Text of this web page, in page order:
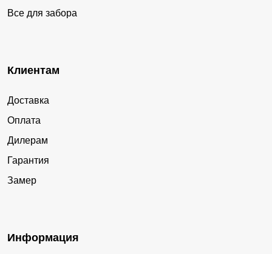
Все для забора
Клиентам
Доставка
Оплата
Дилерам
Гарантия
Замер
Информация